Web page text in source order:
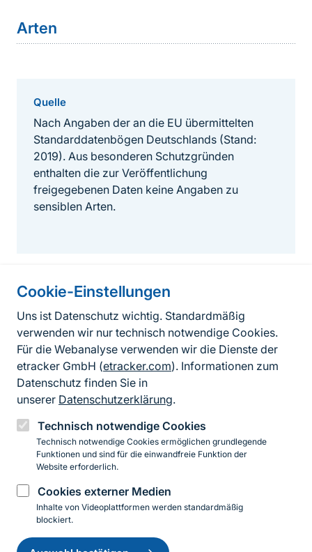
Cookie-Einstellungen
Uns ist Datenschutz wichtig. Standardmäßig
verwenden wir nur technisch notwendige Cookies.
Für die Webanalyse verwenden wir die Dienste der
etracker GmbH (etracker.com). Informationen zum
Datenschutz finden Sie in
unserer Datenschutzerklärung.
Technisch notwendige Cookies
Technisch notwendige Cookies ermöglichen grundlegende
Funktionen und sind für die einwandfreie Funktion der
Website erforderlich.
Cookies externer Medien
Inhalte von Videoplattformen werden standardmäßig
blockiert.
Einwilligung
Arten
Quelle
Nach Angaben der an die EU übermittelten
Standarddatenbögen Deutschlands (Stand:
2019). Aus besonderen Schutzgründen
enthalten die zur Veröffentlichung
freigegebenen Daten keine Angaben zu
sensiblen Arten.
Informationen zur Seite
FußzeileKontakt zum BfN
Kontaktformular
Erklärung zur Barrierefreiheit
Impressum
Datenschutz
InstagramFacebookYouTubeLinkedIn
© 2026 Bundesamt für Naturschutz